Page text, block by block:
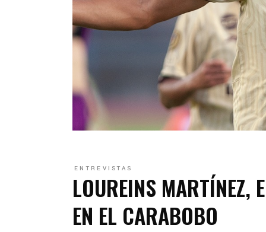
ENTREVISTAS
LOUREINS MARTÍNEZ,
EN EL CARABOBO